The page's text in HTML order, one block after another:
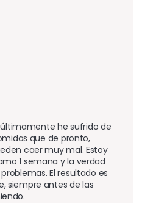
he sufrido de
que de pronto,
caer muy mal. Estoy
1 semana y la verdad
El resultado es
siempre antes de las